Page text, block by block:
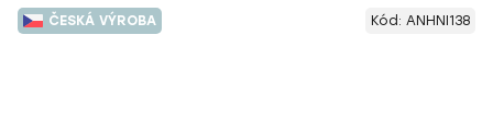
ČESKÁ VÝROBA Kód: ANHNI138